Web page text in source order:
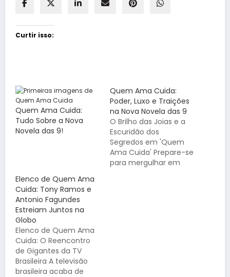
Curtir isso:
Quem Ama Cuida:
Tudo Sobre a Nova
Novela das 9!
Quem Ama Cuida:
Poder, Luxo e Traições
na Nova Novela das 9
O Brilho das Joias e a
Escuridão dos
Segredos em 'Quem
Ama Cuida' Prepare-se
para mergulhar em
Elenco de Quem Ama
Cuida: Tony Ramos e
Antonio Fagundes
Estreiam Juntos na
Globo
Elenco de Quem Ama
Cuida: O Reencontro
de Gigantes da TV
Brasileira A televisão
brasileira acaba de